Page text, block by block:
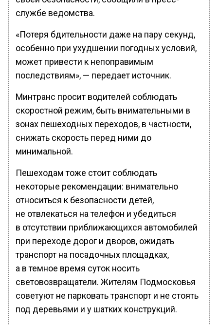
службе ведомства.
«Потеря бдительности даже на пару секунд,
особенно при ухудшении погодных условий,
может привести к непоправимым
последствиям», — передает источник.
Минтранс просит водителей соблюдать
скоростной режим, быть внимательными в
зонах пешеходных переходов, в частности,
снижать скорость перед ними до
минимальной.
Пешеходам тоже стоит соблюдать
некоторые рекомендации: внимательно
относиться к безопасности детей,
не отвлекаться на телефон и убедиться
в отсутствии приближающихся автомобилей
при переходе дорог и дворов, ожидать
транспорт на посадочных площадках,
а в темное время суток носить
световозвращатели. Жителям Подмосковья
советуют не парковать транспорт и не стоять
под деревьями и у шатких конструкций.